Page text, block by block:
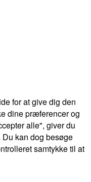
for at give dig den
dine præferencer og
alle", giver du
kan dog besøge
samtykke til at